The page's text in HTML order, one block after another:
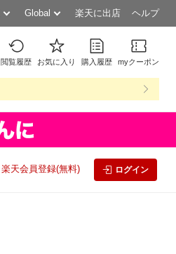
Global 楽天に出店 ヘルプ
閲覧履歴 お気に入り 購入履歴 myクーポン
楽天会員登録(無料) ログイン